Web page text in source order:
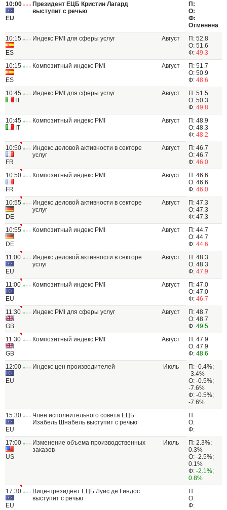
10:00
EU
Президент ЕЦБ Кристин Лагард
выступит с речью
П:
О:
Ф:
Отменена
10:15
ES
Индекс PMI для сферы услуг Август
П: 52.8
О: 51.6
Ф: 49.3
10:15
ES
Композитный индекс PMI Август
П: 51.7
О: 50.9
Ф: 48.6
10:45
IT
Индекс PMI для сферы услуг Август
П: 51.5
О: 50.3
Ф: 49.8
10:45
IT
Композитный индекс PMI Август
П: 48.9
О: 48.3
Ф: 48.2
10:50
FR
Индекс деловой активности в секторе
услуг
Август
П: 46.7
О: 46.7
Ф: 46.0
10:50
FR
Композитный индекс PMI Август
П: 46.6
О: 46.6
Ф: 46.0
10:55
DE
Индекс деловой активности в секторе
услуг
Август
П: 47.3
О: 47.3
Ф: 47.3
10:55
DE
Композитный индекс PMI Август
П: 44.7
О: 44.7
Ф: 44.6
11:00
EU
Индекс деловой активности в секторе
услуг
Август
П: 48.3
О: 48.3
Ф: 47.9
11:00
EU
Композитный индекс PMI Август
П: 47.0
О: 47.0
Ф: 46.7
11:30
GB
Индекс PMI для сферы услуг Август
П: 48.7
О: 48.7
Ф: 49.5
11:30
GB
Композитный индекс PMI Август
П: 47.9
О: 47.9
Ф: 48.6
12:00
EU
Индекс цен производителей Июль
П: -0.4%;
-3.4%
О: -0.5%;
-7.6%
Ф: -0.5%;
-7.6%
15:30
EU
Член исполнительного совета ЕЦБ
Изабель Шнабель выступит с речью
П:
О:
Ф:
17:00
US
Изменение объема производственных
заказов
Июль
П: 2.3%;
0.3%
О: -2.5%;
0.1%
Ф: -2.1%;
0.8%
17:30
EU
Вице-президент ЕЦБ Луис де Гиндос
выступит с речью
П:
О:
Ф: